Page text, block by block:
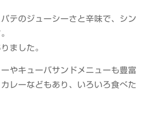
テのジューシーさと辛味で、シン
ました。
やキューバサンドメニューも豊富
レーなどもあり、いろいろ食べた